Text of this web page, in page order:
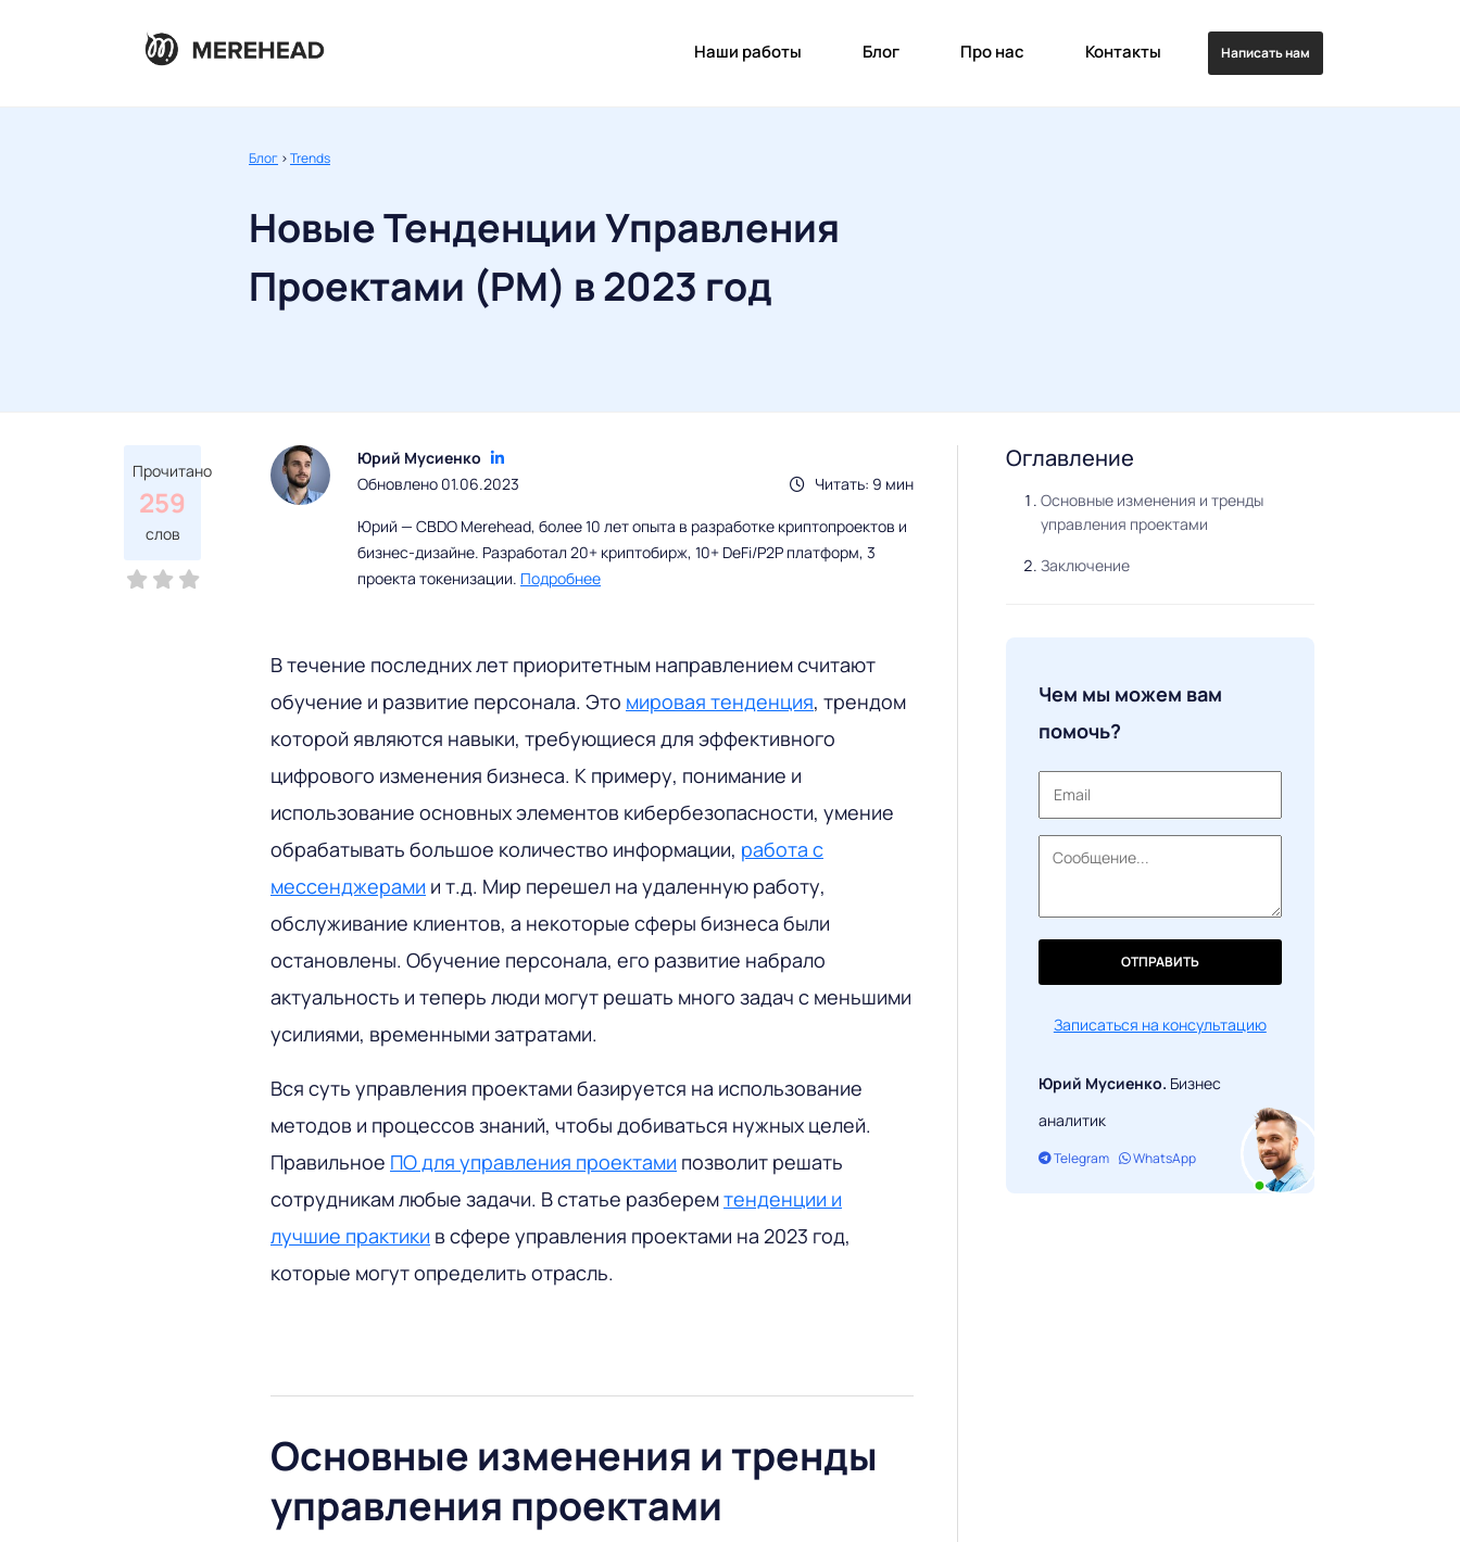
Наши работы Блог Про нас Контакты Написать нам
Блог >Trends
Новые Тенденции Управления
Проектами (PM) в 2023 год
Прочитано
259
слов
Юрий Мусиенко
Читать: 9 мин
Обновлено 01.06.2023
Юрий — CBDO Merehead, более 10 лет опыта в разработке криптопроектов и
бизнес-дизайне. Разработал 20+ криптобирж, 10+ DeFi/P2P платформ, 3
проекта токенизации. Подробнее
В течение последних лет приоритетным направлением считают
обучение и развитие персонала. Это мировая тенденция, трендом
которой являются навыки, требующиеся для эффективного
цифрового изменения бизнеса. К примеру, понимание и
использование основных элементов кибербезопасности, умение
обрабатывать большое количество информации, работа с
мессенджерами и т.д. Мир перешел на удаленную работу,
обслуживание клиентов, а некоторые сферы бизнеса были
остановлены. Обучение персонала, его развитие набрало
актуальность и теперь люди могут решать много задач с меньшими
усилиями, временными затратами.
Вся суть управления проектами базируется на использование
методов и процессов знаний, чтобы добиваться нужных целей.
Правильное ПО для управления проектами позволит решать
сотрудникам любые задачи. В статье разберемтенденции и
лучшие практики в сфере управления проектами на 2023 год,
которые могут определить отрасль.
Основные изменения и тренды
управления проектами
Оглавление
Основные изменения и тренды
управления проектами
Заключение
Чем мы можем вам
помочь?
ОТПРАВИТЬ
Записаться на консультацию
Юрий Мусиенко. Бизнес
аналитик
Telegram WhatsApp